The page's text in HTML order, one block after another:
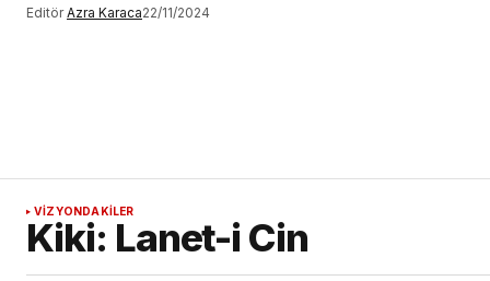
Editör Azra Karaca22/11/2024
VİZYONDAKİLER
Kiki: Lanet-i Cin